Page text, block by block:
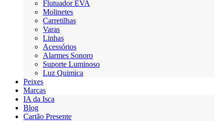
Flutuador EVA
Molinetes
Carretilhas
Varas
Linhas
Acessórios
Alarmes Sonoro
Suporte Luminoso
Luz Quimica
Peixes
Marcas
IA da Isca
Blog
Cartão Presente